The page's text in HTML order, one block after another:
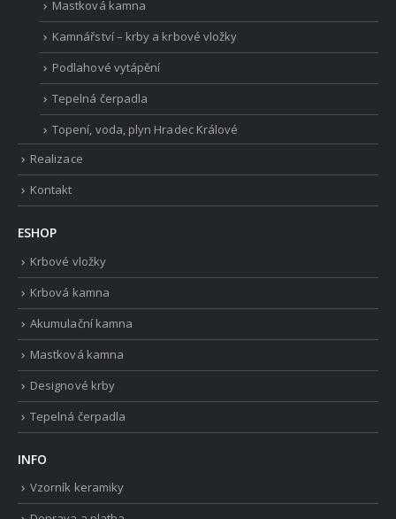
Mastková kamna
Kamnářství – krby a krbové vložky
Podlahové vytápění
Tepelná čerpadla
Topení, voda, plyn Hradec Králové
Realizace
Kontakt
ESHOP
Krbové vložky
Krbová kamna
Akumulační kamna
Mastková kamna
Designové krby
Tepelná čerpadla
INFO
Vzorník keramiky